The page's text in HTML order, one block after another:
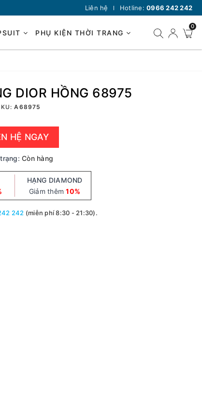
Liên hệ Hotline: 0966 242 242
PHỤ KIỆN THỜI TRANG
0
DIOR HỒNG 68975
A68975
HỆ NGAY
Còn hàng
HẠNG DIAMOND
Giảm thêm10%
242 (miễn phí 8:30 - 21:30).